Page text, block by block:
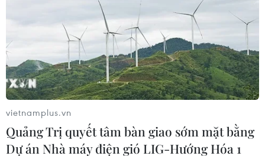
Ngày 23/6, không khí thận trọng bao trùm, áp lực bán
tiếp tục chiếm ưu thế. Tuy nhiên về cuối phiên, dòng tiền
“giải cứu” xuất hiện, VN-Index lấy đà đi lên tiến gần
mốc 770 điểm.
vietnamplus.vn
Quảng Trị quyết tâm bàn giao sớm mặt bằng
Dự án Nhà máy điện gió LIG-Hướng Hóa 1